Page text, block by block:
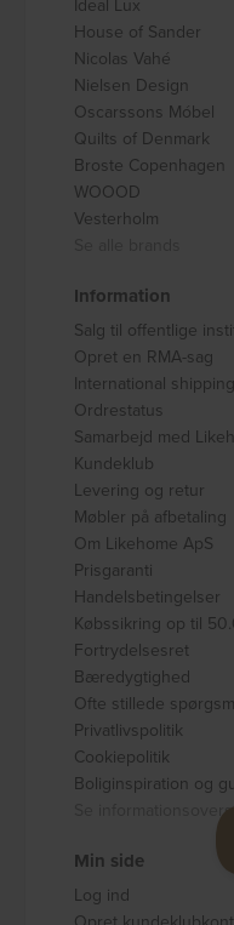
House of Sander
Nicolas Vahé
Nielsen Design
Oscarssons Móbel
Quilts of Denmark
Broste Copenhagen
WOOOD
Vesterholm
Information
Salg til offentlige
Opret en RMA-sag
International shipping
Ordrestatus
Samarbejd med
Kundeklub
Levering og retur
Møbler på afbetaling
Om Likehome ApS
Prisgaranti
Handelsbetingelser
Købssikring op til
Fortrydelsesret
Bæredygtighed
Ofte stillede
Privatlivspolitik
Cookiepolitik
Boliginspiration og
Se
Min side
Log ind